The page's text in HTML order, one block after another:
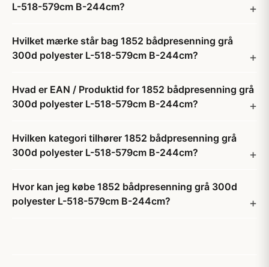
L-518-579cm B-244cm?
Hvilket mærke står bag 1852 bådpresenning grå
300d polyester L-518-579cm B-244cm?
Hvad er EAN / Produktid for 1852 bådpresenning grå
300d polyester L-518-579cm B-244cm?
Hvilken kategori tilhører 1852 bådpresenning grå
300d polyester L-518-579cm B-244cm?
Hvor kan jeg købe 1852 bådpresenning grå 300d
polyester L-518-579cm B-244cm?